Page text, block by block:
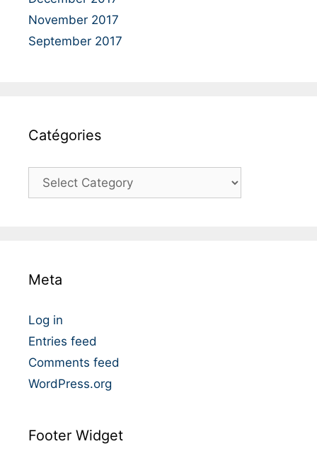
November 2017
September 2017
Catégories
r
e
s
Meta
Log in
Entries feed
Comments feed
WordPress.org
Footer Widget